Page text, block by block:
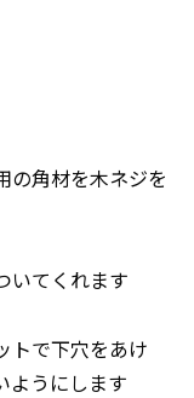
の角材を木ネジを
いてくれます
トで下穴をあけ
ようにします